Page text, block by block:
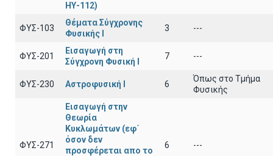
ΗΥ-112)
ΦΥΣ-103
Θέματα Σύγχρονης
Φυσικής Ι
3 ---
ΦΥΣ-201
Εισαγωγή στη
Σύγχρονη Φυσική Ι
7 ---
ΦΥΣ-230 Αστροφυσική Ι 6
Όπως στο Τμήμα
Φυσικής
ΦΥΣ-271
Εισαγωγή στην
Θεωρία
Κυκλωμάτων (εφ΄
όσον δεν
προσφέρεται απο το
6 ---